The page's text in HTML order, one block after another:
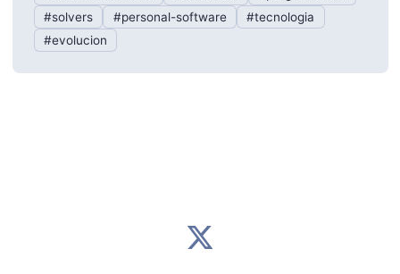
#solvers
#personal-software
#tecnologia
#evolucion